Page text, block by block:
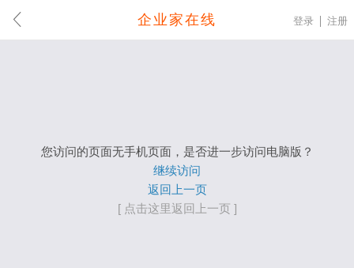
企业家在线 登录 注册
您访问的页面无手机页面，是否进一步访问电脑版？
继续访问
返回上一页
[ 点击这里返回上一页 ]